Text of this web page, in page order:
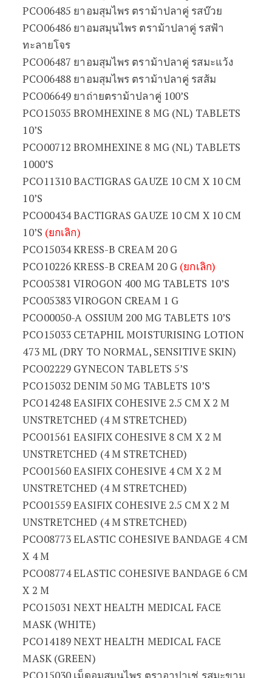
PCO06485 ยาอมสุมไพร ตราม้าปลาคู่ รสบ๊วย
PCO06486 ยาอมสมุนไพร ตราม้าปลาคู่ รสฟ้า
ทะลายโจร
PCO06487 ยาอมสุมไพร ตราม้าปลาคู่ รสมะแว้ง
PCO06488 ยาอมสุมไพร ตราม้าปลาคู่ รสส้ม
PCO06649 ยาถ่ายตราม้าปลาคู่ 100’S
PCO15035 BROMHEXINE 8 MG (NL) TABLETS
10’S
PCO00712 BROMHEXINE 8 MG (NL) TABLETS
1000’S
PCO11310 BACTIGRAS GAUZE 10 CM X 10 CM
10’S
PCO00434 BACTIGRAS GAUZE 10 CM X 10 CM
10’S (ยกเลิก)
PCO15034 KRESS-B CREAM 20 G
PCO10226 KRESS-B CREAM 20 G (ยกเลิก)
PCO05381 VIROGON 400 MG TABLETS 10’S
PCO05383 VIROGON CREAM 1 G
PCO00050-A OSSIUM 200 MG TABLETS 10’S
PCO15033 CETAPHIL MOISTURISING LOTION
473 ML (DRY TO NORMAL, SENSITIVE SKIN)
PCO02229 GYNECON TABLETS 5’S
PCO15032 DENIM 50 MG TABLETS 10’S
PCO14248 EASIFIX COHESIVE 2.5 CM X 2 M
UNSTRETCHED (4 M STRETCHED)
PCO01561 EASIFIX COHESIVE 8 CM X 2 M
UNSTRETCHED (4 M STRETCHED)
PCO01560 EASIFIX COHESIVE 4 CM X 2 M
UNSTRETCHED (4 M STRETCHED)
PCO01559 EASIFIX COHESIVE 2.5 CM X 2 M
UNSTRETCHED (4 M STRETCHED)
PCO08773 ELASTIC COHESIVE BANDAGE 4 CM
X 4 M
PCO08774 ELASTIC COHESIVE BANDAGE 6 CM
X 2 M
PCO15031 NEXT HEALTH MEDICAL FACE
MASK (WHITE)
PCO14189 NEXT HEALTH MEDICAL FACE
MASK (GREEN)